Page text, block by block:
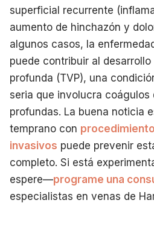
superficial recurrente
aumento de hinchazón y
algunos casos, la
puede contribuir al
profunda (TVP), una
seria que involucra coágulos
profundas. La buena noticia
temprano con
invasivos puede prevenir
completo. Si está
espere—programe una
especialistas en venas de